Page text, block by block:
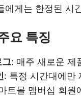
에게는 한정된 시
요 특징
그: 매주 새로운 제
: 특정 시간대에만
트몰 멤버십 회원